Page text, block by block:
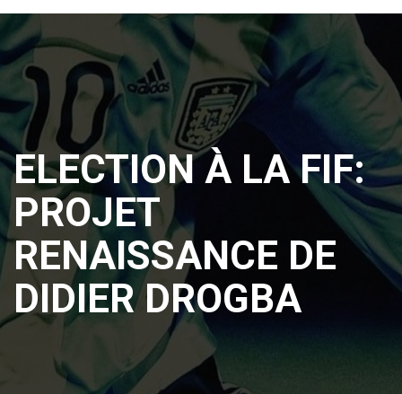
ELECTION À LA FIF:
PROJET
RENAISSANCE DE
DIDIER DROGBA